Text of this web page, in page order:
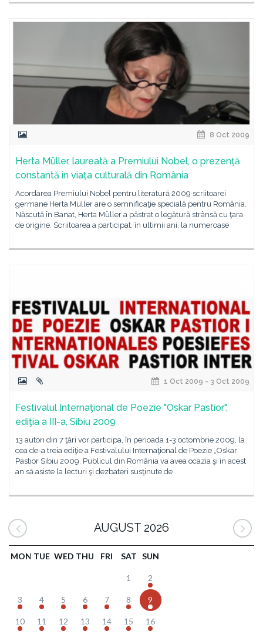
8 Oct 2009
Herta Müller, laureată a Premiului Nobel, o prezenţă
constantă în viaţa culturală din România
Acordarea Premiului Nobel pentru literatură 2009 scriitoarei
germane Herta Müller are o semnificaţie specială pentru România.
Născută în Banat, Herta Müller a păstrat o legătură strânsă cu ţara
de origine. Scriitoarea a participat, în ultimii ani, la numeroase
1 Oct 2009 - 3 Oct 2009
Festivalul Internaţional de Poezie "Oskar Pastior",
ediţia a III-a, Sibiu 2009
13 autori din 7 ţări vor participa, în perioada 1-3 octombrie 2009, la
cea de-a treia ediţie a Festivalului Internaţional de Poezie „Oskar
Pastior Sibiu 2009. Publicul din România va avea ocazia şi în acest
an să asiste la lecturi şi dezbateri susţinute de
AUGUST 2026
MON TUE WED THU FRI SAT SUN
1 2
3 4 5 6 7 8 9
10 11 12 13 14 15 16